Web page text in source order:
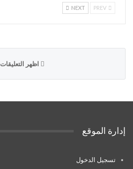
NEXT
اظهر التعليقات
إدارة الموقع
تسجيل الدخول